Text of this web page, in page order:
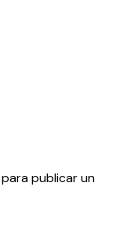
para publicar un